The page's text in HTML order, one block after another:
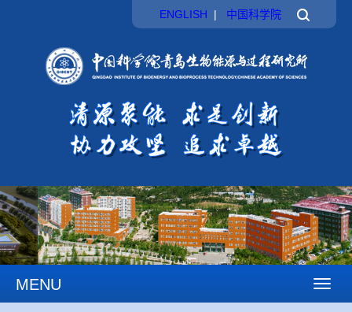
ENGLISH | 中国科学院
MENU